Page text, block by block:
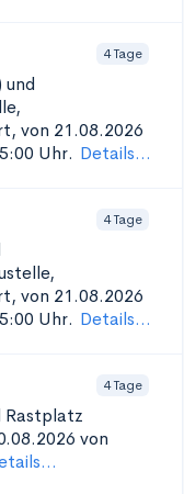
4 Tage
und
von 21.08.2026
Uhr. Details...
4 Tage
von 21.08.2026
Uhr. Details...
4 Tage
Rastplatz
von